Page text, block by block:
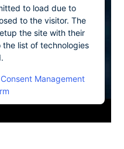
to load due to
to the visitor. The
the site with their
list of technologies
Management